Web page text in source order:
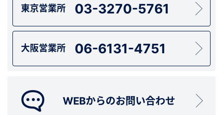
東京営業所 03-3270-5761
大阪営業所 06-6131-4751
WEBからのお問い合わせ